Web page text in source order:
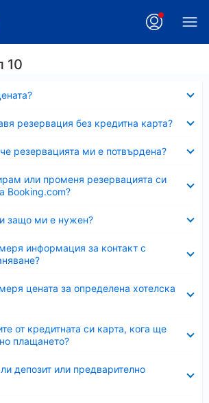
10
резервация без кредитна карта?
резервацията ми е потвърдена?
или променя резервацията си
Booking.com?
защо ми е нужен?
информация за контакт с
цената за определена хотелска
от кредитната си карта, кога ще
плащането?
депозит или предварително